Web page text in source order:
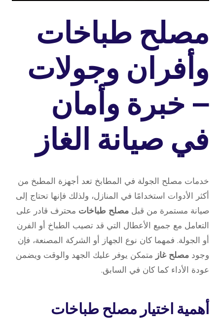
مصلح طباخات
وأفران وجولات
– خبرة وأمان
في صيانة الغاز
خدمات مصلح الجولة في المطابخ تعد أجهزة المطبخ من
أكثر الأدوات استخدامًا في المنازل، ولذلك فإنها تحتاج إلى
صيانة مستمرة من قبل مصلح طباخات محترف قادر على
التعامل مع جميع الأعطال التي قد تصيب الطباخ أو الفرن
أو الجولة. فمهما كان نوع الجهاز أو الشركة المصنعة، فإن
وجود مصلح غاز متمكن يوفر عليك الجهد والوقت ويضمن
عودة الأداء كما كان في السابق.
أهمية اختيار مصلح طباخات